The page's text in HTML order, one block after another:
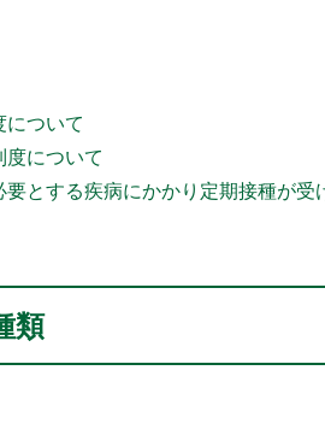
について
度について
とする疾病にかかり定期接種が受
類